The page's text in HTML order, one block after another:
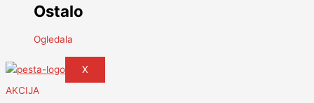
Ostalo
Ogledala
X
AKCIJA